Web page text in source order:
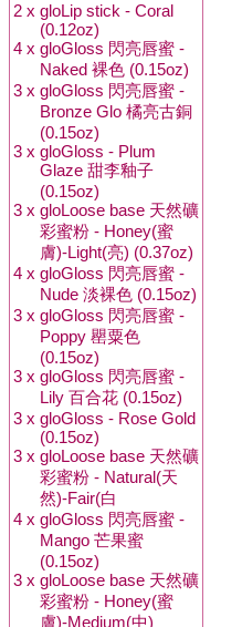
2 x gloLip stick - Coral
(0.12oz)
4 x gloGloss 閃亮唇蜜 -
Naked 裸色 (0.15oz)
3 x gloGloss 閃亮唇蜜 -
Bronze Glo 橘亮古銅
(0.15oz)
3 x gloGloss - Plum
Glaze 甜李釉子
(0.15oz)
3 x gloLoose base 天然礦
彩蜜粉 - Honey(蜜
膚)-Light(亮) (0.37oz)
4 x gloGloss 閃亮唇蜜 -
Nude 淡裸色 (0.15oz)
3 x gloGloss 閃亮唇蜜 -
Poppy 罌粟色
(0.15oz)
3 x gloGloss 閃亮唇蜜 -
Lily 百合花 (0.15oz)
3 x gloGloss - Rose Gold
(0.15oz)
3 x gloLoose base 天然礦
彩蜜粉 - Natural(天
然)-Fair(白
4 x gloGloss 閃亮唇蜜 -
Mango 芒果蜜
(0.15oz)
3 x gloLoose base 天然礦
彩蜜粉 - Honey(蜜
膚)-Medium(中)